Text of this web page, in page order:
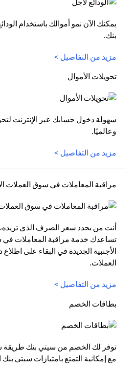
يمكنك الآن نمو أموالك باستخدام
بنك.
مزيد من التفاصيل >
تحويلات الأموال
سهولة دخول حسابك عبر الإنترنت
وعالميًا.
مزيد من التفاصيل >
مراقبة المعاملات في سوق العملات
أنت من يحدد سعر الصرف الذي
تساعدك خدمة مراقبة المعاملات في
الأجنبية الجديدة في البقاء على
العملات.
مزيد من التفاصيل >
بطاقات الخصم
توفر لك الخصم من سيتي بنك طريقة
مع إمكانية التمتع بامتيازات سيتي